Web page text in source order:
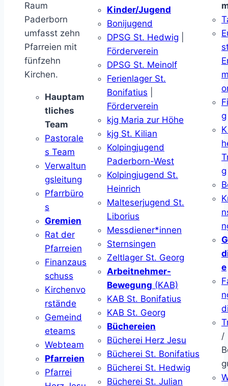
Raum
Paderborn
umfasst zehn
Pfarreien mit
fünfzehn
Kirchen.
Hauptam
tliches
Team
Pastorale
s Team
Verwaltun
gsleitung
Pfarrbüro
s
Gremien
Rat der
Pfarreien
Finanzaus
schuss
Kirchenvo
rstände
Gemeind
eteams
Webteam
Pfarreien
Pfarrei
Kinder/Jugend
Bonijugend
DPSG St. Hedwig
Förderverein
DPSG St. Meinolf
Ferienlager St.
Bonifatius
Förderverein
kjg Maria zur Höhe
kjg St. Kilian
Kolpingjugend
Paderborn-West
Kolpingjugend St.
Heinrich
Malteserjugend St.
Liborius
Messdiener*innen
Sternsingen
Zeltlager St. Georg
Arbeitnehmer-
Bewegung (KAB)
KAB St. Bonifatius
KAB St. Georg
Büchereien
Bücherei Herz Jesu
Bücherei St. Bonifatius
Bücherei St. Hedwig
Bücherei St. Julian
g
g
e
/